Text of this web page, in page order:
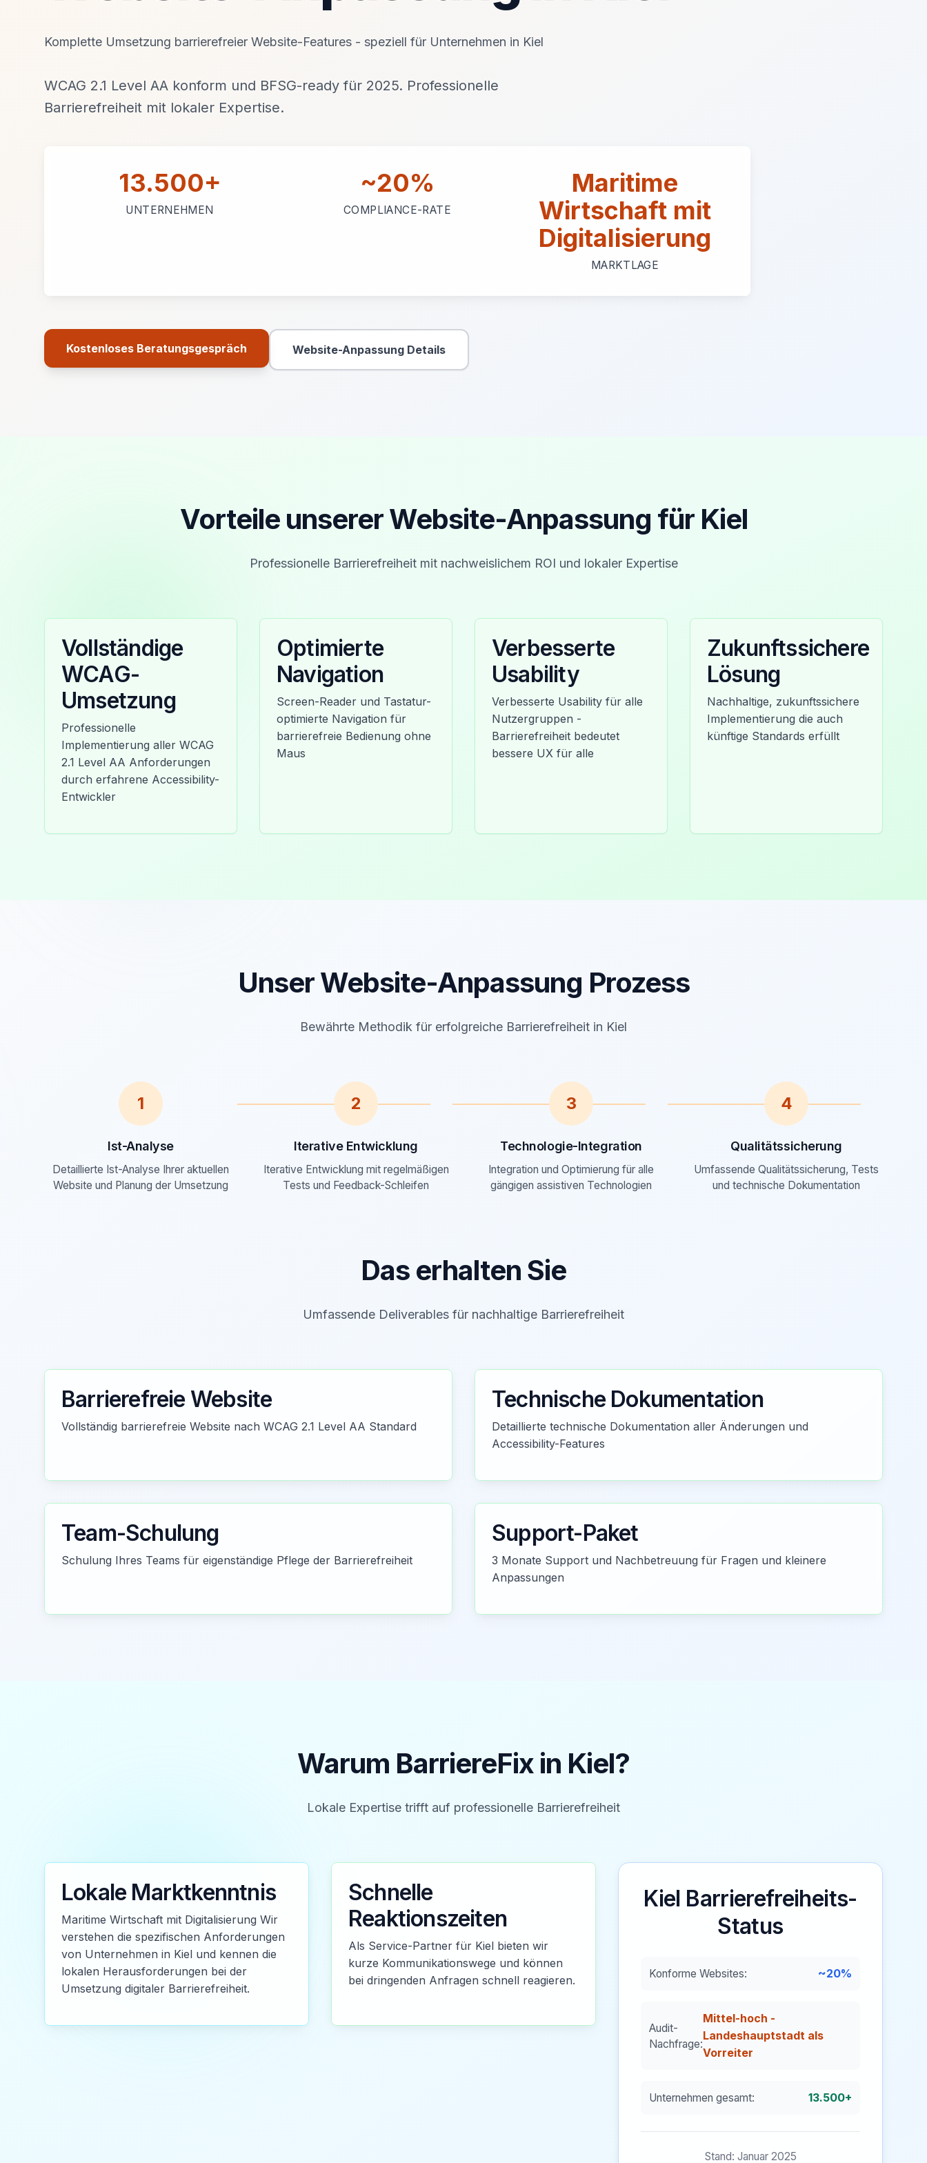
Komplette Umsetzung barrierefreier Website-Features - speziell für Unternehmen in Kiel
WCAG 2.1 Level AA konform und BFSG-ready für 2025. Professionelle
Barrierefreiheit mit lokaler Expertise.
13.500+
UNTERNEHMEN
~20%
COMPLIANCE-RATE
Maritime
Wirtschaft mit
Digitalisierung
MARKTLAGE
Kostenloses Beratungsgespräch
Primäre Aktion Website-Anpassung Details
Sekundäre Aktion
Vorteile unserer Website-Anpassung für Kiel
Professionelle Barrierefreiheit mit nachweislichem ROI und lokaler Expertise
Vollständige
WCAG-
Umsetzung
Professionelle
Implementierung aller WCAG
2.1 Level AA Anforderungen
durch erfahrene Accessibility-
Entwickler
Optimierte
Navigation
Screen-Reader und Tastatur-
optimierte Navigation für
barrierefreie Bedienung ohne
Maus
Verbesserte
Usability
Verbesserte Usability für alle
Nutzergruppen -
Barrierefreiheit bedeutet
bessere UX für alle
Zukunftssichere
Lösung
Nachhaltige, zukunftssichere
Implementierung die auch
künftige Standards erfüllt
Unser Website-Anpassung Prozess
Bewährte Methodik für erfolgreiche Barrierefreiheit in Kiel
1
Ist-Analyse
Detaillierte Ist-Analyse Ihrer aktuellen
Website und Planung der Umsetzung
2
Iterative Entwicklung
Iterative Entwicklung mit regelmäßigen
Tests und Feedback-Schleifen
3
Technologie-Integration
Integration und Optimierung für alle
gängigen assistiven Technologien
4
Qualitätssicherung
Umfassende Qualitätssicherung, Tests
und technische Dokumentation
Das erhalten Sie
Umfassende Deliverables für nachhaltige Barrierefreiheit
Barrierefreie Website
Vollständig barrierefreie Website nach WCAG 2.1 Level AA Standard
Technische Dokumentation
Detaillierte technische Dokumentation aller Änderungen und
Accessibility-Features
Team-Schulung
Schulung Ihres Teams für eigenständige Pflege der Barrierefreiheit
Support-Paket
3 Monate Support und Nachbetreuung für Fragen und kleinere
Anpassungen
Warum BarriereFix in Kiel?
Lokale Expertise trifft auf professionelle Barrierefreiheit
Lokale Marktkenntnis
Maritime Wirtschaft mit Digitalisierung Wir
verstehen die spezifischen Anforderungen
von Unternehmen in Kiel und kennen die
lokalen Herausforderungen bei der
Umsetzung digitaler Barrierefreiheit.
Schnelle
Reaktionszeiten
Als Service-Partner für Kiel bieten wir
kurze Kommunikationswege und können
bei dringenden Anfragen schnell reagieren.
Kiel Barrierefreiheits-
Status
Konforme Websites: ~20%
Audit-
Nachfrage:
Mittel-hoch -
Landeshauptstadt als
Vorreiter
Unternehmen gesamt: 13.500+
Stand: Januar 2025